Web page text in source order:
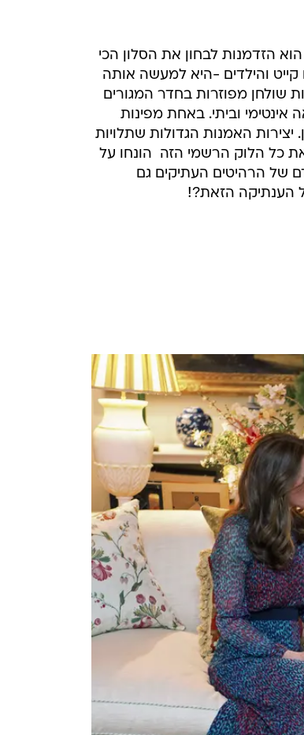
הזדמנות לבחון את הסלון הכי
והילדים -היא למעשה אותה
שולחן מפוזרות בחדר המגורים
אינטימי וביתי. באחת מפינות
האמנות הגדולות שתלויות
מזה 300 שנים, וכדי לאזן את כל הלוק הרשמי הזה  הונחו על
של הרהיטים העתיקים גם
הענתיקה הזאת?!